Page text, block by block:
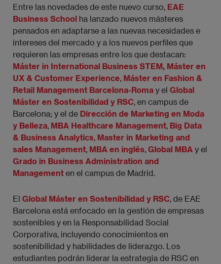
Entre las novedades de este nuevo curso, EAE
Business School ha lanzado nuevos másteres
pensados en adaptarse a las nuevas necesidades e
intereses del mercado y a los nuevos perfiles que
requieren las empresas entre los que destacan:
Máster in International Business STEM, Máster en
UX & Customer Experience Máster en Fashion &
Retail Management Barcelona-Roma y el Global
Máster en Sostenibilidad y RSC , en campus de
Barcelona; y el de Dirección de Marketing en Moda
y Belleza MBA Healthcare Management Big Data
& Business Analytics Master in Marketing and
sales Management MBA en inglés Global MBA y el
Grado in Business Administration and
Management en el campus de Madrid.
El Global Máster en Sostenibilidad y RSC , de EAE
Barcelona está enfocado en la gestión de empresas
sostenibles y en la Responsabilidad Social
Corporativa, incluyendo conocimientos en
sostenibilidad y habilidades de liderazgo. Los
estudiantes podrán liderar la estrategia de RSC en